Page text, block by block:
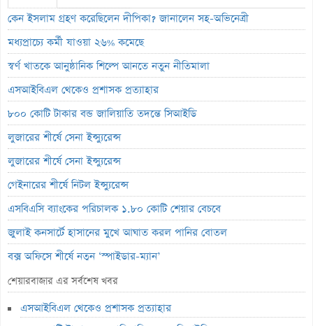
কেন ইসলাম গ্রহণ করেছিলেন দীপিকা? জানালেন সহ-অভিনেত্রী
মধ্যপ্রাচ্যে কর্মী যাওয়া ২৬% কমেছে
স্বর্ণ খাতকে আনুষ্ঠানিক শিল্পে আনতে নতুন নীতিমালা
এসআইবিএল থেকেও প্রশাসক প্রত্যাহার
৮০০ কোটি টাকার বন্ড জালিয়াতি তদন্তে সিআইডি
লুজারের শীর্ষে সেনা ইন্স্যুরেন্স
লুজারের শীর্ষে সেনা ইন্স্যুরেন্স
গেইনারের শীর্ষে নিটল ইন্স্যুরেন্স
এসবিএসি ব্যাংকের পরিচালক ১.৮০ কোটি শেয়ার বেচবে
জুলাই কনসার্টে হাসানের মুখে আঘাত করল পানির বোতল
বক্স অফিসে শীর্ষে নতুন ‘স্পাইডার-ম্যান’
ভরিতে প্রায় ১০ হাজার টাকা বাড়ল স্বর্ণের দাম
শেয়ারবাজারে পতন
শেয়ারবাজার এর সর্বশেষ খবর
এসআইবিএল থেকেও প্রশাসক প্রত্যাহার